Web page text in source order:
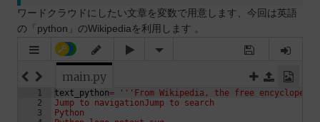
ワードクラウドにしたい文章を変数で用意します、今回は英語
の「python」のWikipediaを利用します 。